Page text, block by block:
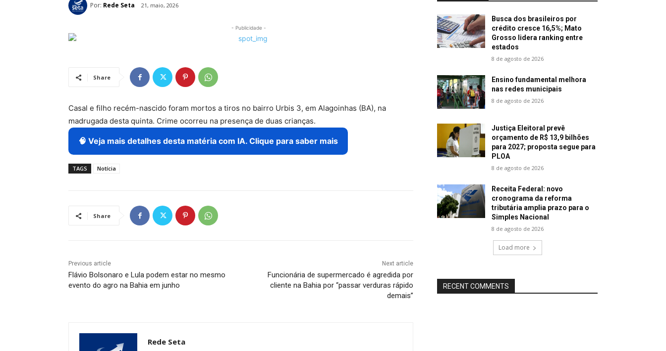
Por: Rede Seta 21, maio, 2026
- Publicidade -
Share
Casal e filho recém-nascido foram mortos a tiros no bairro Urbis 3, em Alagoinhas (BA), na
madrugada desta quinta. Crime ocorreu na presença de duas crianças.
🧠 Veja mais detalhes desta matéria com IA. Clique para saber mais
TAGS Notícia
Share
Previous article
Flávio Bolsonaro e Lula podem estar no mesmo
evento do agro na Bahia em junho
Next article
Funcionária de supermercado é agredida por
cliente na Bahia por “passar verduras rápido
demais”
Rede Seta
Busca dos brasileiros por
crédito cresce 16,5%; Mato
Grosso lidera ranking entre
estados
8 de agosto de 2026
Ensino fundamental melhora
nas redes municipais
8 de agosto de 2026
Justiça Eleitoral prevê
orçamento de R$ 13,9 bilhões
para 2027; proposta segue para
PLOA
8 de agosto de 2026
Receita Federal: novo
cronograma da reforma
tributária amplia prazo para o
Simples Nacional
8 de agosto de 2026
Load more
RECENT COMMENTS